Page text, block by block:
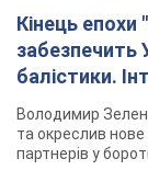
Кінець
забезпечить
балістики.
Володимир
та окреслив нове
партнерів у